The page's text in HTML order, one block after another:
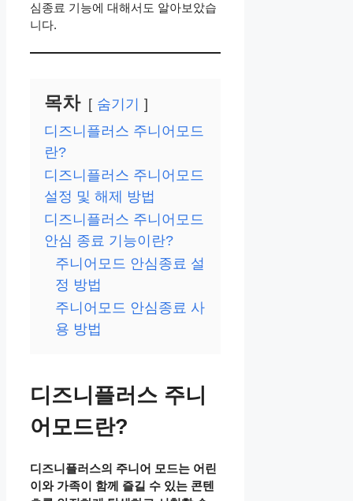
심종료 기능에 대해서도 알아보았습
니다.
목차
숨기기
디즈니플러스 주니어모드
란?
디즈니플러스 주니어모드
설정 및 해제 방법
디즈니플러스 주니어모드
안심 종료 기능이란?
주니어모드 안심종료 설
정 방법
주니어모드 안심종료 사
용 방법
디즈니플러스 주니
어모드란?
디즈니플러스의 주니어 모드는 어린
이와 가족이 함께 즐길 수 있는 콘텐